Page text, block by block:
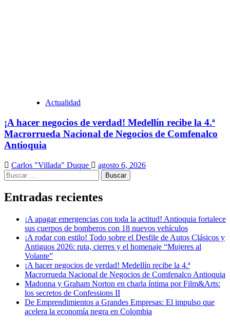
Actualidad
¡A hacer negocios de verdad! Medellín recibe la 4.ª
Macrorrueda Nacional de Negocios de Comfenalco
Antioquia
Carlos "Villada" Duque
agosto 6, 2026
Buscar:
Entradas recientes
¡A apagar emergencias con toda la actitud! Antioquia fortalece
sus cuerpos de bomberos con 18 nuevos vehículos
¡A rodar con estilo! Todo sobre el Desfile de Autos Clásicos y
Antiguos 2026: ruta, cierres y el homenaje “Mujeres al
Volante”
¡A hacer negocios de verdad! Medellín recibe la 4.ª
Macrorrueda Nacional de Negocios de Comfenalco Antioquia
Madonna y Graham Norton en charla íntima por Film&Arts:
los secretos de Confessions II
De Emprendimientos a Grandes Empresas: El impulso que
acelera la economía negra en Colombia